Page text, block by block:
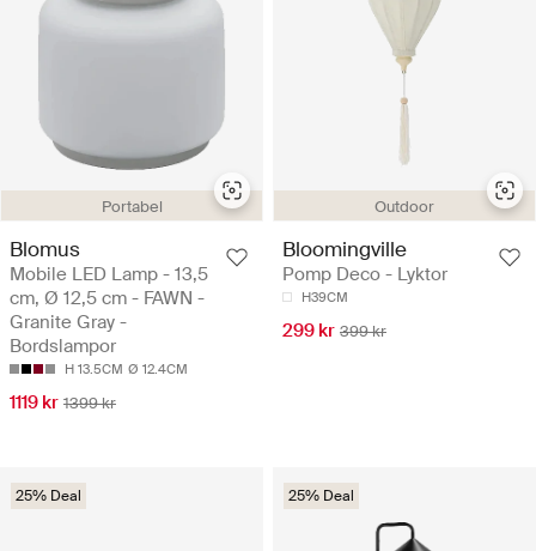
Portabel
Blomus
Mobile LED Lamp - 13,5
cm, Ø 12,5 cm - FAWN -
Granite Gray -
Bordslampor
H 13.5CM Ø 12.4CM
1119 kr 1399 kr
Outdoor
Bloomingville
Pomp Deco - Lyktor
H39CM
299 kr 399 kr
25% Deal 25% Deal